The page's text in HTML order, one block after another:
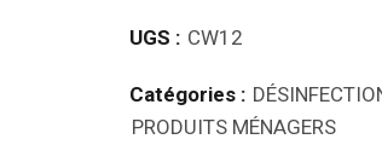
UGS : CW12
Catégories :
PRODUITS MÉNAGERS